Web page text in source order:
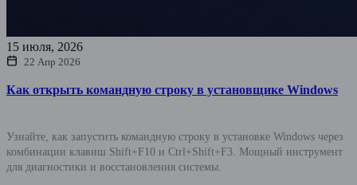
15 июля, 2026
22 Апр 2026
Как открыть командную строку в установщике Windows
Узнайте, как запустить командную строку в установке Windows через
комбинации клавиш Shift+F10 и Ctrl+Shift+F3. Мощный инструмент
для диагностики и восстановления системы.